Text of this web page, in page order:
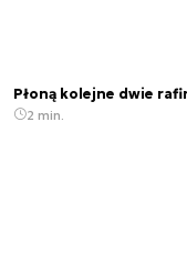
Płoną kolejne dwie
2 min.